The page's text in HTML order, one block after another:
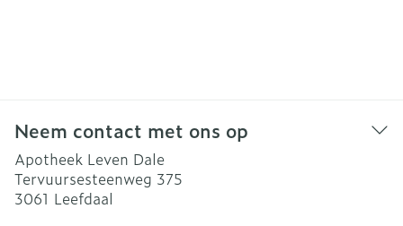
Neem contact met ons op
Apotheek Leven Dale
Tervuursesteenweg 375
3061 Leefdaal